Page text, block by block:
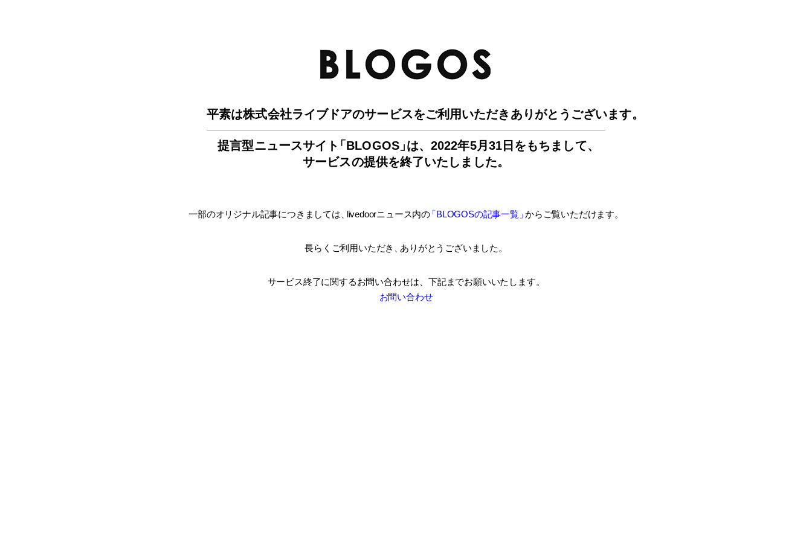
平素は株式会社ライブドアのサービスをご利用いただきありがとうございます。
提言型ニュースサイ ト「BLOGOS」は、2022年5月31日をもちまして、
サービスの提供を終了いたしました。
一部のオリジナル記事につきましては livedoorニュース内の「BLOGOSの記事一覧」 からご覧いただけます。
長らくご利用いただき ありがとうございました。
サービス終了に関するお問い合わせは、 下記までお願いいたします。
お問い合わせ